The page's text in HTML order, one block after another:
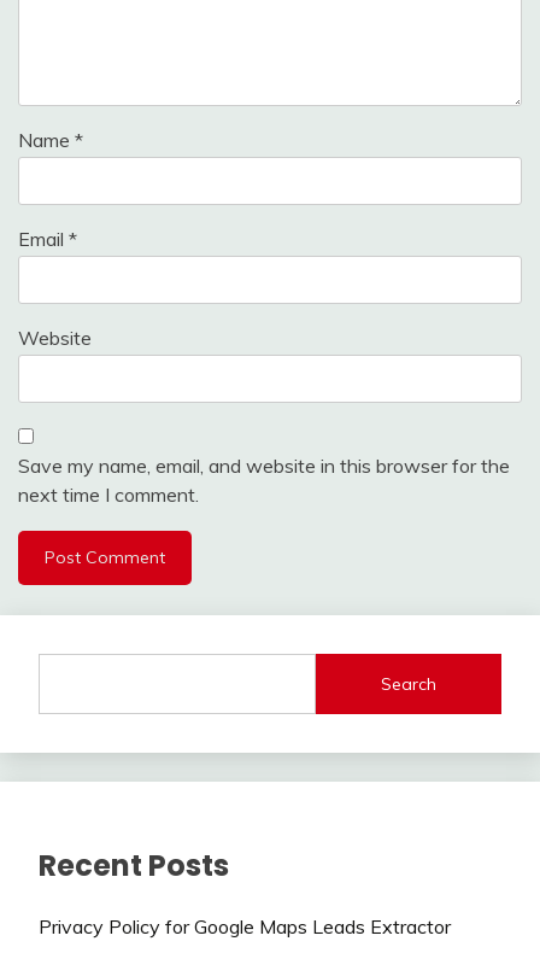
Name *
Email *
Website
Save my name, email, and website in this browser for the
next time I comment.
Search
Recent Posts
Privacy Policy for Google Maps Leads Extractor